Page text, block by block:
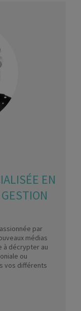
EN
par
médias
à décrypter au
ou
vos différents